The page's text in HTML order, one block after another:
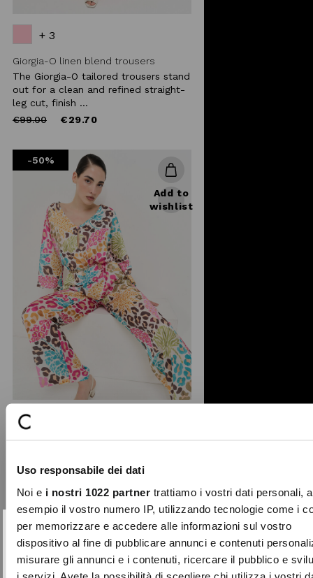
Uso responsabile dei dati
Noi e i nostri 1022 partnertrattiamo i vostri dati personali,
esempio il vostro numero IP, utilizzando tecnologie come i
per memorizzare e accedere alle informazioni sul vostro
dispositivo al fine di pubblicare annunci e contenuti
misurare gli annunci e i contenuti, ricercare il pubblico e
i servizi. Avete la possibilità di scegliere chi utilizza i vostri
+ 3
Giorgia-O linen blend trousers
The Giorgia-O tailored trousers stand
out for a clean and refined straight-
leg cut, finish ...
Price
€99.00to €29.70
-50%
Add to
wishlist
plays with the codes of style through
its vibrant multi ...
reduced
from
€99.00 to €49.50
-70%
Close
SUBSCRIBE TO OUR
NEWSLETTER